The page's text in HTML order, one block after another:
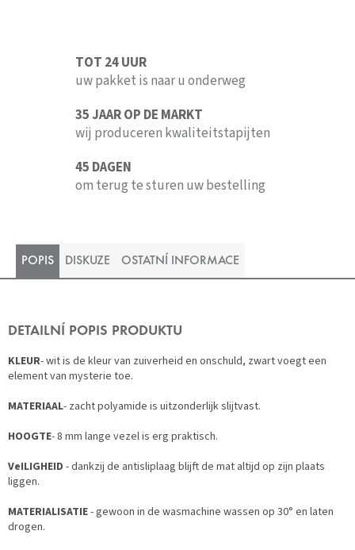
TOT 24 UUR
uw pakket is naar u onderweg
35 JAAR OP DE MARKT
wij produceren kwaliteitstapijten
45 DAGEN
om terug te sturen uw bestelling
POPIS DISKUZE OSTATNÍ INFORMACE
DETAILNÍ POPIS PRODUKTU
KLEUR- wit is de kleur van zuiverheid en onschuld, zwart voegt een
element van mysterie toe.
MATERIAAL- zacht polyamide is uitzonderlijk slijtvast.
HOOGTE- 8 mm lange vezel is erg praktisch.
VeILIGHEID - dankzij de antisliplaag blijft de mat altijd op zijn plaats
liggen.
MATERIALISATIE- gewoon in de wasmachine wassen op 30° en laten
drogen.